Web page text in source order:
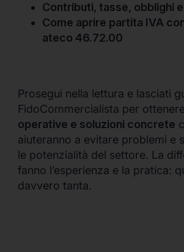
Contributi, tasse, obblighi
Come aprire partita IVA
ateco 46.72.00
Prosegui nella lettura e lasciati
FidoCommercialista per ottenere
operative e soluzioni concrete
aiuteranno a evitare problemi e
le potenzialità del settore. La
fanno l’esperienza e la pratica:
davvero tanta.